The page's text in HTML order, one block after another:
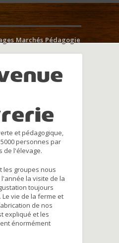
Marchés Pédagogie
et pédagogique,
personnes par
de l'élevage.
les groupes nous
la visite de la
toujours
vie de la ferme et
de nos
expliqué et les
énormément